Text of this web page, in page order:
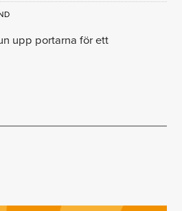
upp portarna för ett